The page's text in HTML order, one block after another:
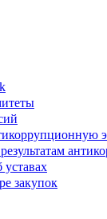
закупок